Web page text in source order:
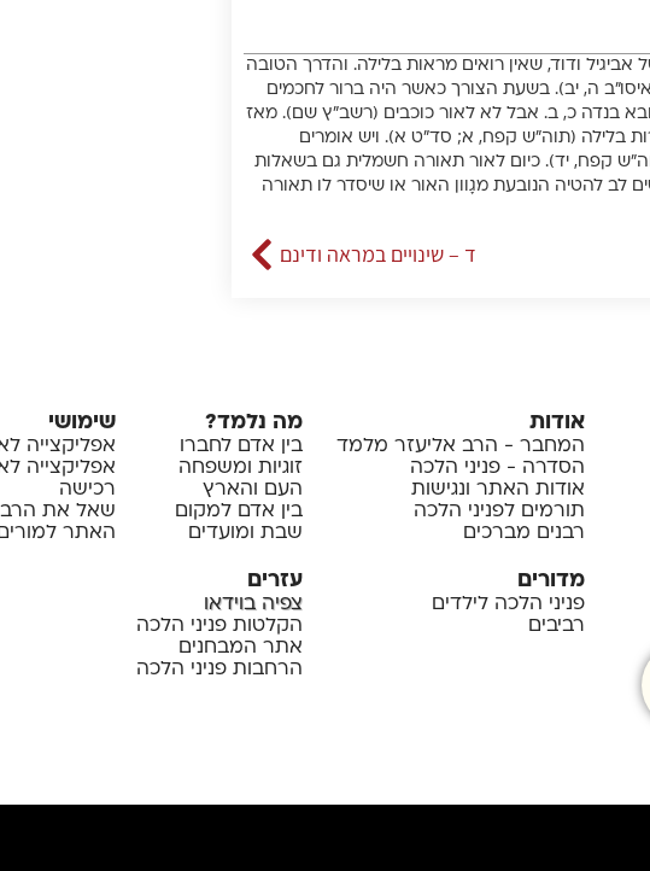
אביגיל ודוד, שאין רואים מראות בלילה. והדרך הטובה
ה, יב). בשעת הצורך כאשר היה ברור לחכמים
בנדה כ, ב. אבל לא לאור כוכבים (רשב”ץ שם). מאז
בלילה (תוה”ש קפח, א; סד”ט א). ויש אומרים
קפח, יד). כיום לאור תאורה חשמלית גם בשאלות
לב להטיה הנובעת מגָוון האור או שיסדר לו תאורה
ד – שינויים במראה ודינם
אודות
המחבר - הרב אליעזר מלמד
הסדרה - פניני הלכה
אודות האתר ונגישות
תורמים לפניני הלכה
רבנים מברכים
מה נלמד?
בין אדם לחברו
זוגיות ומשפחה
העם והארץ
בין אדם למקום
שבת ומועדים
שימושי
אפליקצייה
אפליקצייה
רכישה
שאל את הרב
האתר
מדורים
פניני הלכה לילדים
רביבים
עזרים
צפיה בוידאו
הקלטות פניני הלכה
אתר המבחנים
הרחבות פניני הלכה